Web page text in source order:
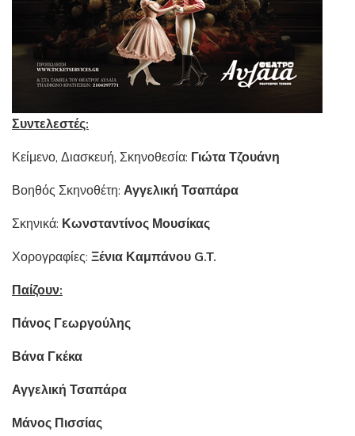
Συντελεστές:
Κείμενο, Διασκευή, Σκηνοθεσία: Γιώτα Τζουάνη
Βοηθός Σκηνοθέτη: Αγγελική Τσαπάρα
Σκηνικά: Κωνσταντίνος Μουσίκας
Χορογραφίες: Ξένια Καμπάνου G.T.
Παίζουν:
Πάνος Γεωργούλης
Βάνα Γκέκα
Αγγελική Τσαπάρα
Μάνος Πισσίας